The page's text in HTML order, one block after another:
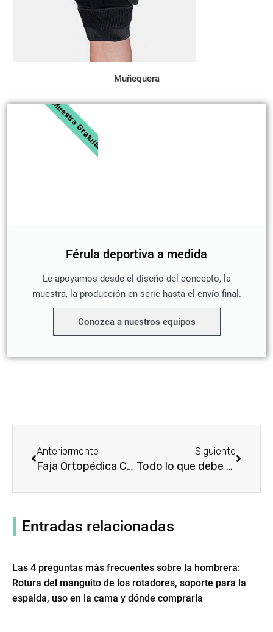
Muñequera
Férula deportiva a medida
Le apoyamos desde el diseño del concepto, la
muestra, la producción en serie hasta el envío final.
Conozca a nuestros equipos
Muestra Gratuita
Anteriormente
Faja Ortopédica CVS: La guía definitiva para encontrar el ajuste perfecto
Siguiente
Todo lo que debe saber sobre el uso de un corsé ortopédico para aliviar el dolor de espalda
Entradas relacionadas
Las 4 preguntas más frecuentes sobre la hombrera:
Rotura del manguito de los rotadores, soporte para la
espalda, uso en la cama y dónde comprarla